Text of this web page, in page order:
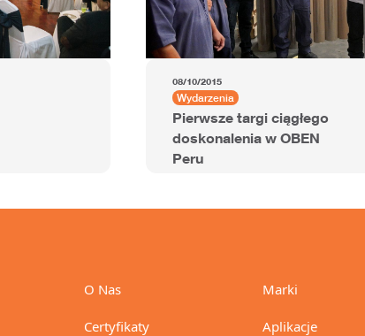
08/10/2015
Wydarzenia
Pierwsze targi ciągłego
doskonalenia w OBEN
Peru
O Nas
Certyfikaty
Marki
Aplikacje